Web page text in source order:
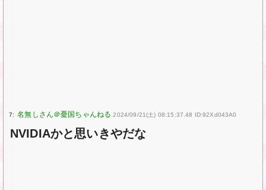
7: 2024/09/21(土) 08:15:37.48 ID:92Xd043A0
NVIDIAかと思いきやだな